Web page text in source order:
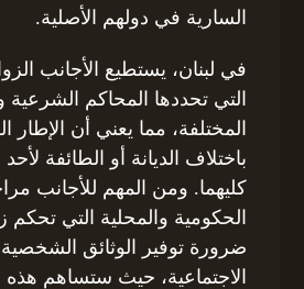
السارية في دولهم الأصلية.
في لبنان، يستطيع الأجانب
التي تحددها المحاكم الشرعية
المختلفة، مما يعني أن الإطار
باختلاف الديانة أو الطائفة
كليهما. ومن المهم للأجانب
الحكومية والمحلية التي تحكم
ضرورة توفير الوثائق
الاجتماعية، حيث ستساهم